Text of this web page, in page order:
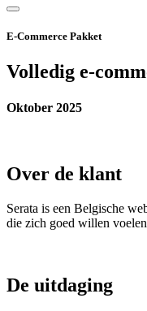
E-Commerce Pakket
Volledig e-
Oktober 2025
Over de klant
Serata is een Belgische
die zich goed willen
De uitdaging